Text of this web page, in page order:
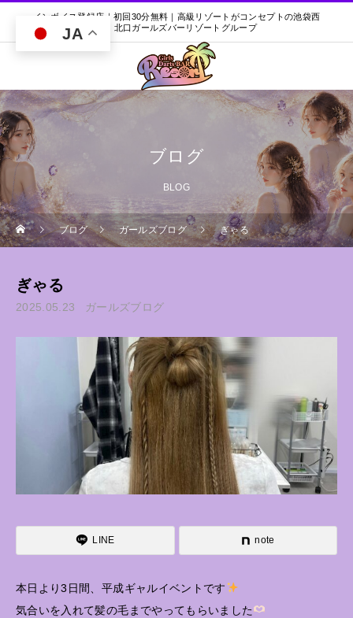
インボイス登録店｜初回30分無料｜高級リゾートがコンセプトの池袋西
口・北口ガールズバーリゾートグループ
ブログ
BLOG
ブログ ガールズブログ ぎゃる
ぎゃる
2025.05.23 ガールズブログ
LINE note
本日より3日間、平成ギャルイベントです
気合いを入れて髪の毛までやってもらいました
JA